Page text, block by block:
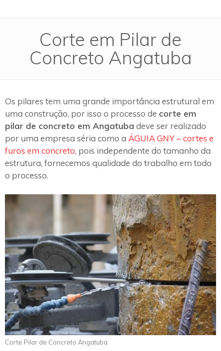
Corte em Pilar de
Concreto Angatuba
Os pilares tem uma grande importância estrutural em
uma construção, por isso o processo de corte em
pilar de concreto em Angatuba deve ser realizado
por uma empresa séria como a ÁGUIA GNY – cortes e
furos em concreto, pois independente do tamanho da
estrutura, fornecemos qualidade do trabalho em todo
o processo.
Corte Pilar de Concreto Angatuba